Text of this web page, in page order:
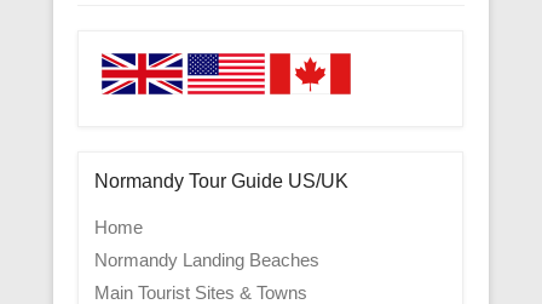
Normandy Tour Guide US/UK
Home
Normandy Landing Beaches
Main Tourist Sites & Towns